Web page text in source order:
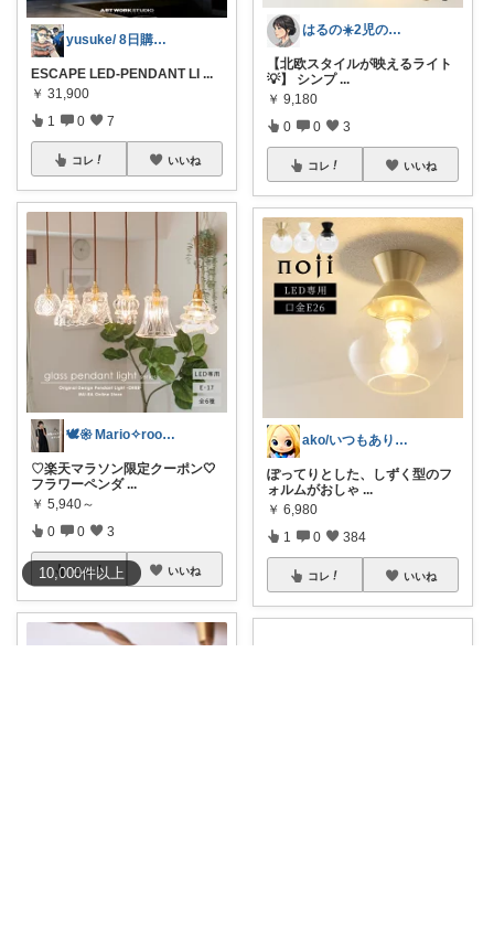
10,000件以上
yusuke/ 8日購入感謝♫
ESCAPE LED-PENDANT LI ...
￥ 31,900
1 0 7
コレ いいね
🕊𑁍 Mario✧room 𑁍🕊
♡楽天マラソン限定クーポン🤍
フラワーペンダ ...
￥ 5,940～
0 0 3
コレ いいね
はるの☀️2児のママ𓂃◌𓈒𓐍
【北欧スタイルが映えるライト
💡】 シンプ ...
￥ 9,180
0 0 3
コレ いいね
ako/いつもありがとう🌈5日感謝
ぽってりとした、しずく型のフ
ォルムがおしゃ ...
￥ 6,980
1 0 384
コレ いいね